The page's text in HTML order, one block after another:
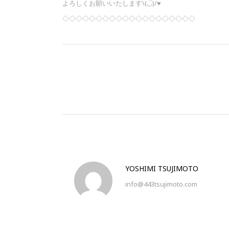
よろしくお願いいたします\(◡̈)/♥︎
◇◇◇◇◇◇◇◇◇◇◇◇◇◇◇◇◇◇◇◇
YOSHIMI TSUJIMOTO
info@443tsujimoto.com